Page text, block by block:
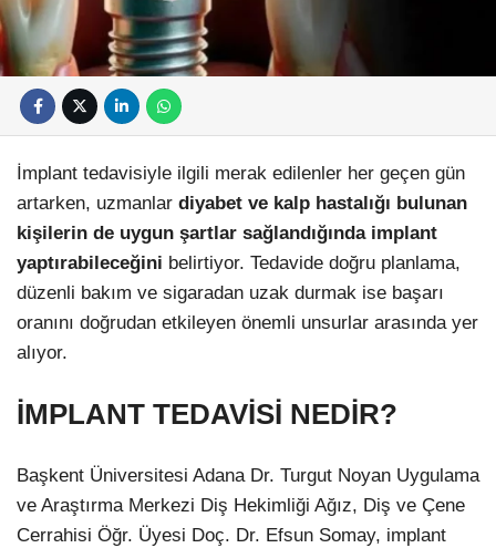
İmplant tedavisiyle ilgili merak edilenler her geçen gün
artarken, uzmanlar diyabet ve kalp hastalığı bulunan
kişilerin de uygun şartlar sağlandığında implant
yaptırabileceğini belirtiyor. Tedavide doğru planlama,
düzenli bakım ve sigaradan uzak durmak ise başarı
oranını doğrudan etkileyen önemli unsurlar arasında yer
alıyor.
İMPLANT TEDAVİSİ NEDİR?
Başkent Üniversitesi Adana Dr. Turgut Noyan Uygulama
ve Araştırma Merkezi Diş Hekimliği Ağız, Diş ve Çene
Cerrahisi Öğr. Üyesi Doç. Dr. Efsun Somay, implant